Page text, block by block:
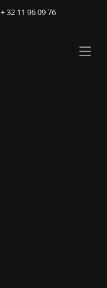
+ 32 11 96 09 76